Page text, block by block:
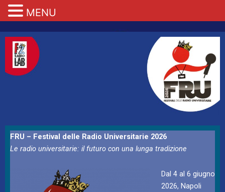
FRU – Festival delle Radio Universitarie 2026
Le radio universitarie: il futuro con una lunga tradizione
Dal 4 al 6 giugno
2026, Napoli
MENU